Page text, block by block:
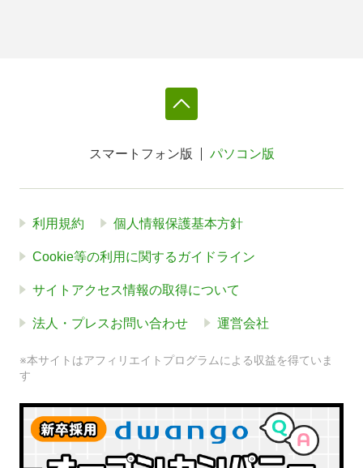
スマートフォン版 パソコン版
利用規約 個人情報保護基本方針
Cookie等の利用に関するガイドライン
サイトアクセス情報の取得について
法人・プレスお問い合わせ 運営会社
※本サイトはアフィリエイトプログラムによる収益を得ていま
す